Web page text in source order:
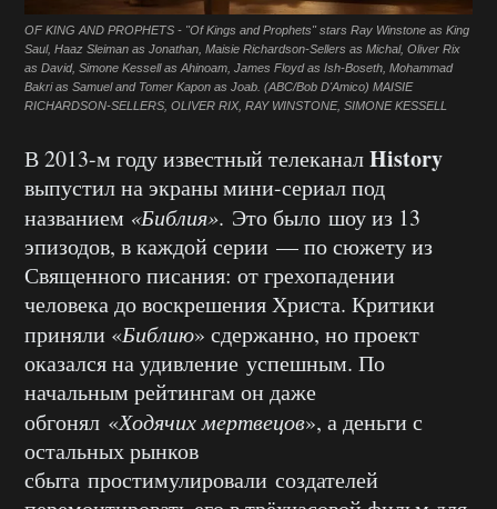
OF KING AND PROPHETS - "Of Kings and Prophets" stars Ray Winstone as King
Saul, Haaz Sleiman as Jonathan, Maisie Richardson-Sellers as Michal, Oliver Rix
as David, Simone Kessell as Ahinoam, James Floyd as Ish-Boseth, Mohammad
Bakri as Samuel and Tomer Kapon as Joab. (ABC/Bob D'Amico) MAISIE
RICHARDSON-SELLERS, OLIVER RIX, RAY WINSTONE, SIMONE KESSELL
В 2013-м году известный телеканалHistory
выпустил на экраны мини-сериал под
названием «Библия». Это было шоу из 13
эпизодов, в каждой серии — по сюжету из
Священного писания: от грехопадении
человека до воскрешения Христа. Критики
приняли «Библию» сдержанно, но проект
оказался на удивление успешным. По
начальным рейтингам он даже
обгонял «Ходячих мертвецов», а деньги с
остальных рынков
сбыта простимулировали создателей